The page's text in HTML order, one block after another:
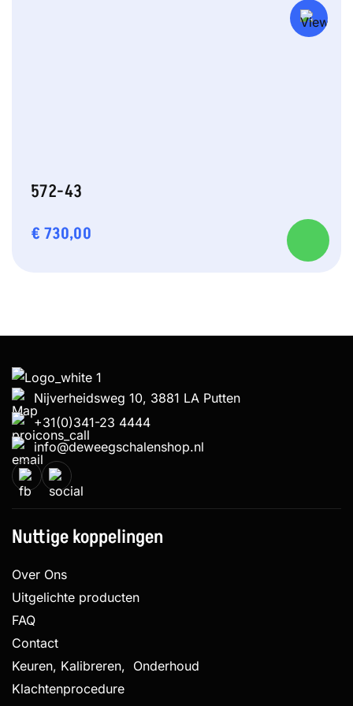
572-43
€ 730,00
Nijverheidsweg 10, 3881 LA Putten
+31(0)341-23 4444
info@deweegschalenshop.nl
Nuttige koppelingen
Over Ons
Uitgelichte producten
FAQ
Contact
Keuren, Kalibreren, Onderhoud
Klachtenprocedure